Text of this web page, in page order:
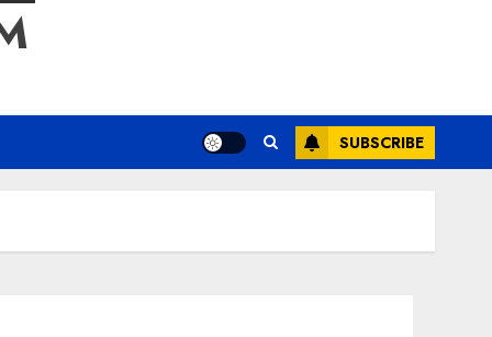
SUBSCRIBE